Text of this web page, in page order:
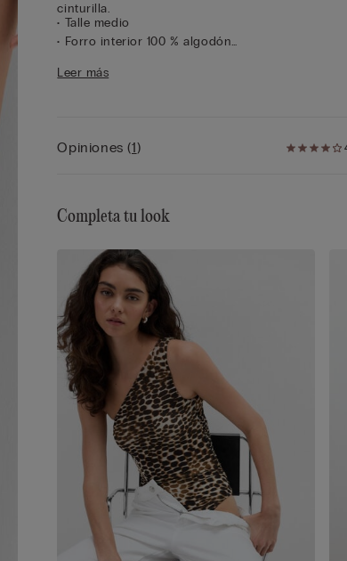
cinturilla.
• Talle medio
• Forro interior 100 % algodón
• La modelo mide 175 cm y lleva la talla 2/S
Leer más
Opiniones(1)
Completa tu look